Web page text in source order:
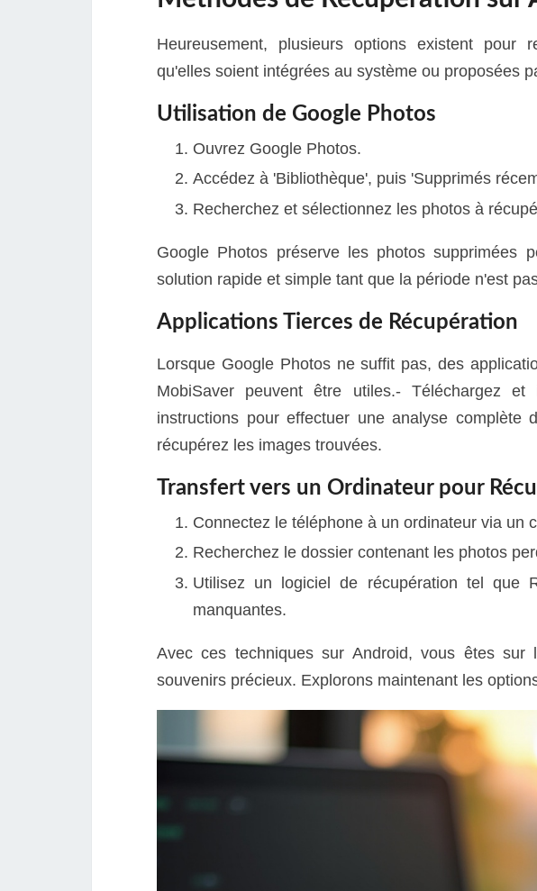
Heureusement, plusieurs options existent pour
qu'elles soient intégrées au système ou proposées
Utilisation de Google Photos
Ouvrez Google Photos.
Accédez à 'Bibliothèque', puis 'Supprimés
Recherchez et sélectionnez les photos à
Google Photos préserve les photos supprimées
solution rapide et simple tant que la période n'est
Applications Tierces de Récupération
Lorsque Google Photos ne suffit pas, des
MobiSaver peuvent être utiles.- Téléchargez et
instructions pour effectuer une analyse complète
récupérez les images trouvées.
Transfert vers un Ordinateur pour
Connectez le téléphone à un ordinateur via un
Recherchez le dossier contenant les photos
Utilisez un logiciel de récupération tel que
manquantes.
Avec ces techniques sur Android, vous êtes
souvenirs précieux. Explorons maintenant les